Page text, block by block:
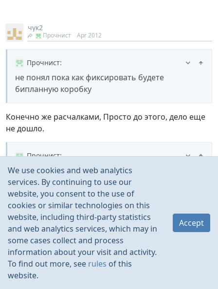
чук2
Прочнист Apr 2012
Прочнист:
не понял пока как фиксировать будете
бипланную коробку
Конечно же расчалками, Просто до этого, дело еще
не дошло.
Прочнист:
Придумали уже как доставлять до летного поля
будете??
До аэропорта 8 км, при огромном желании, можно и
на моей легковушке, на крыше, подложив под
модель, коврик для занятия фитнесом.
Ну а на дальние расстояния, придется просить
друзей, товарищуй, на “минивэнах”
We use cookies and web analytics
services. By continuing to use our
website, you consent to the use of
cookies or similar technologies on this
website, including third-party statistics
and web analytics services, which may in
some cases collect and process
information about your visit and activity.
To find out more, see rules of this
website.
Accept